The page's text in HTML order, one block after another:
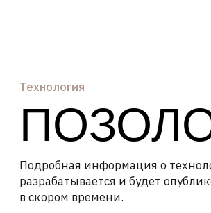
ПОЗОЛОТА
Подробная информация о технологии сейчас
разрабатывается и будет опубликована на сайте
в скором времени.